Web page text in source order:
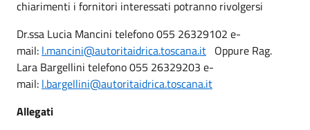
chiarimenti i fornitori interessati potranno rivolgersi
Dr.ssa Lucia Mancini telefono 055 26329102 e-
mail: l.mancini@autoritaidrica.toscana.it Oppure Rag.
Lara Bargellini telefono 055 26329203 e-
mail: l.bargellini@autoritaidrica.toscana.it
Allegati